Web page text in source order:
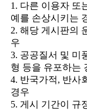
1. 다른 이용자 또
예를 손상시키는
2. 해당 게시판의
우
3. 공공질서 및 미
형 등을 유포하는
4. 반국가적, 반사
경우
5. 게시 기간이 규